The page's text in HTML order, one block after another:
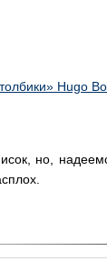
Hugo
но,